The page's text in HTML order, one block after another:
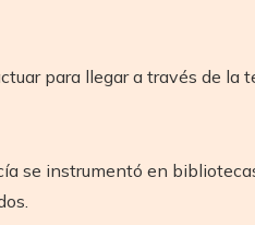
para llegar a través de la
se instrumentó en